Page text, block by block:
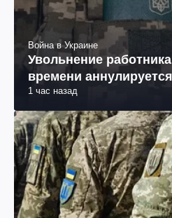
Война в Украине
Увольнение
времени
1 час назад